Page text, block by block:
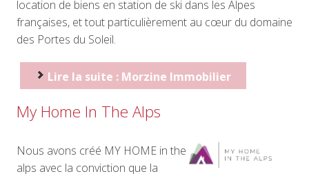
location de biens en station de ski dans les Alpes
françaises, et tout particulièrement au cœur du domaine
des Portes du Soleil.
Lire la suite : Morzine Immobilier
My Home In The Alps
Nous avons créé MY HOME in the
alps avec la conviction que la